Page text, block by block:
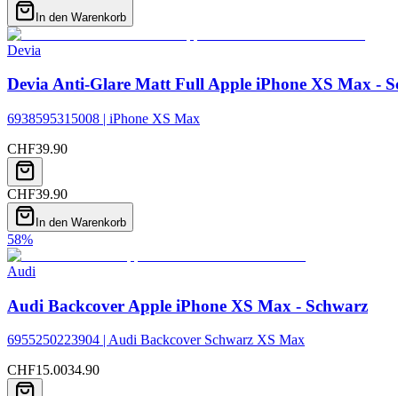
In den Warenkorb
Devia
Devia Anti-Glare Matt Full Apple iPhone XS Max -
6938595315008 | iPhone XS Max
CHF39.90
CHF39.90
In den Warenkorb
58%
Audi
Audi Backcover Apple iPhone XS Max - Schwarz
6955250223904 | Audi Backcover Schwarz XS Max
CHF15.0034.90